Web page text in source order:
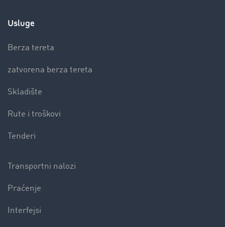
Usluge
Berza tereta
zatvorena berza tereta
Skladište
Rute i troškovi
Tenderi
Transportni nalozi
Praćenje
Interfejsi